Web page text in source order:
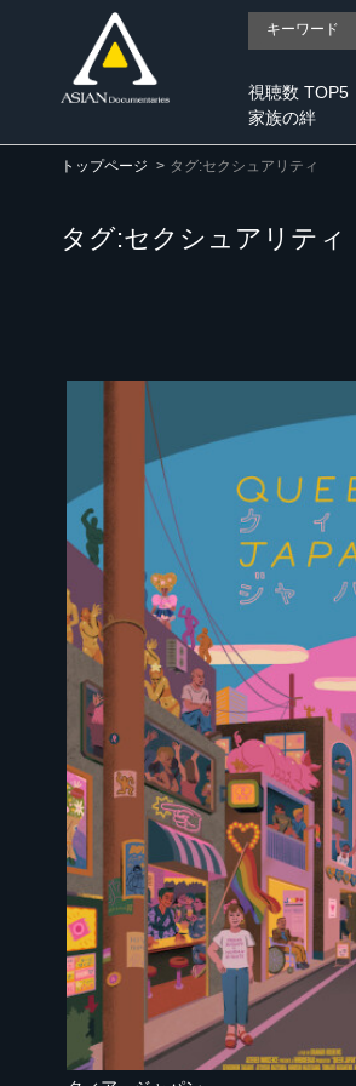
視聴数 TOP5
家族の絆
トップページ タグ:セクシュアリティ
タグ:セクシュアリティ